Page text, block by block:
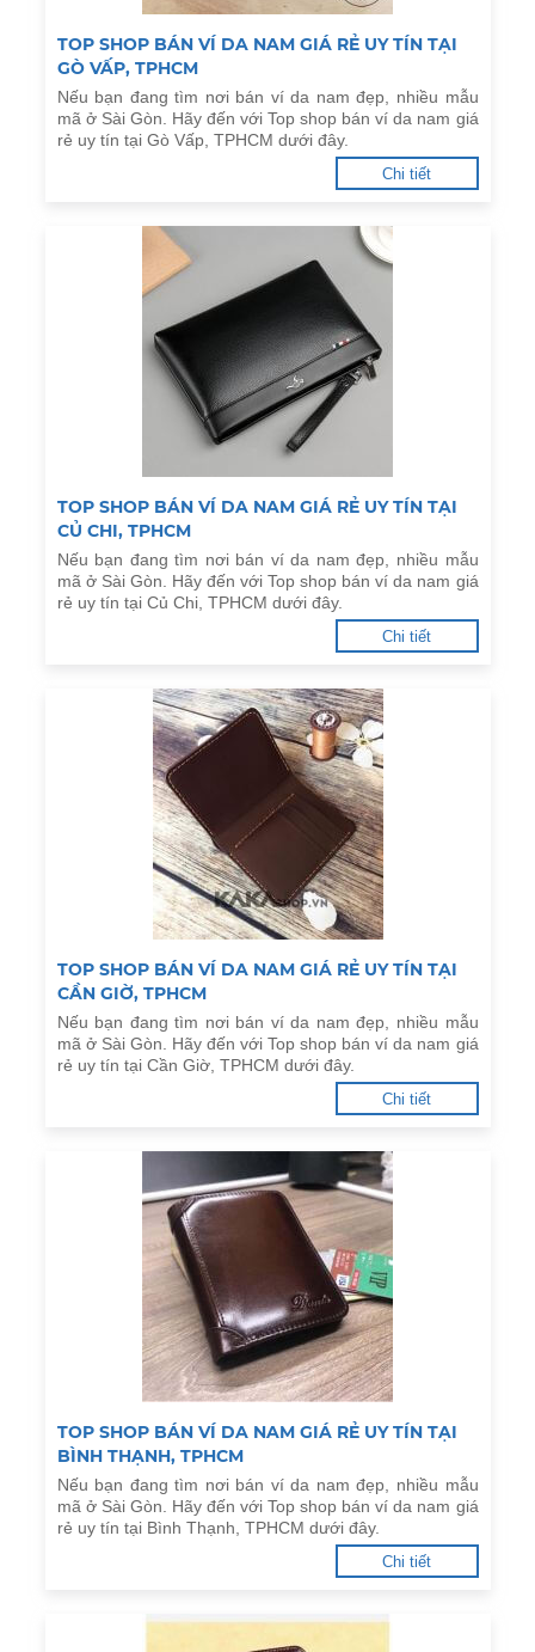
TOP SHOP BÁN VÍ DA NAM GIÁ RẺ UY TÍN TẠI
GÒ VẤP, TPHCM
Nếu bạn đang tìm nơi bán ví da nam đẹp, nhiều mẫu
mã ở Sài Gòn. Hãy đến với Top shop bán ví da nam giá
rẻ uy tín tại Gò Vấp, TPHCM dưới đây.
Chi tiết
TOP SHOP BÁN VÍ DA NAM GIÁ RẺ UY TÍN TẠI
CỦ CHI, TPHCM
Nếu bạn đang tìm nơi bán ví da nam đẹp, nhiều mẫu
mã ở Sài Gòn. Hãy đến với Top shop bán ví da nam giá
rẻ uy tín tại Củ Chi, TPHCM dưới đây.
Chi tiết
TOP SHOP BÁN VÍ DA NAM GIÁ RẺ UY TÍN TẠI
CẦN GIỜ, TPHCM
Nếu bạn đang tìm nơi bán ví da nam đẹp, nhiều mẫu
mã ở Sài Gòn. Hãy đến với Top shop bán ví da nam giá
rẻ uy tín tại Cần Giờ, TPHCM dưới đây.
Chi tiết
TOP SHOP BÁN VÍ DA NAM GIÁ RẺ UY TÍN TẠI
BÌNH THẠNH, TPHCM
Nếu bạn đang tìm nơi bán ví da nam đẹp, nhiều mẫu
mã ở Sài Gòn. Hãy đến với Top shop bán ví da nam giá
rẻ uy tín tại Bình Thạnh, TPHCM dưới đây.
Chi tiết